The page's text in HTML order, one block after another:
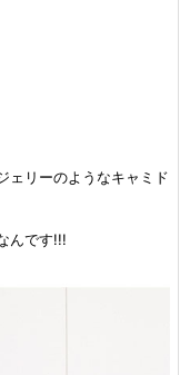
ェリーのようなキャミド
んです!!!